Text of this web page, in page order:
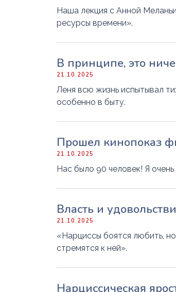
Наша лекция с Анной
ресурсы времени».
В принципе, это
21.10.2025
Леня всю жизнь испытывал
особенно в быту.
Прошел кинопоказ
21.10.2025
Нас было 90 человек! Я
Власть и
21.10.2025
«Нарциссы боятся любить,
стремятся к ней».
Нарциссическая